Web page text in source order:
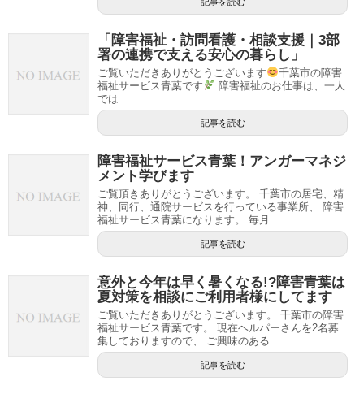
「障害福祉・訪問看護・相談支援｜3部
署の連携で支える安心の暮らし」
ご覧いただきありがとうございます
千葉市の障害
福祉サービス青葉です
障害福祉のお仕事は、一人
では...
記事を読む
障害福祉サービス青葉！アンガーマネジ
メント学びます
ご覧頂きありがとうございます。 千葉市の居宅、精
神、同行、通院サービスを行っている事業所、 障害
福祉サービス青葉になります。 毎月...
記事を読む
意外と今年は早く暑くなる!?障害青葉は
夏対策を相談にご利用者様にしてます
ご覧いただきありがとうございます。 千葉市の障害
福祉サービス青葉です。 現在ヘルパーさんを2名募
集しておりますので、 ご興味のある...
記事を読む